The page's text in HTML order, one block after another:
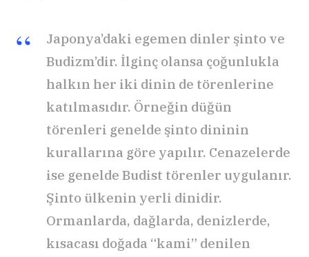
Japonya’daki egemen dinler şinto ve
Budizm’dir. İlginç olansa çoğunlukla
halkın her iki dinin de törenlerine
katılmasıdır. Örneğin düğün
törenleri genelde şinto dininin
kurallarına göre yapılır. Cenazelerde
ise genelde Budist törenler uygulanır.
Şinto ülkenin yerli dinidir.
Ormanlarda, dağlarda, denizlerde,
kısacası doğada “kami” denilen